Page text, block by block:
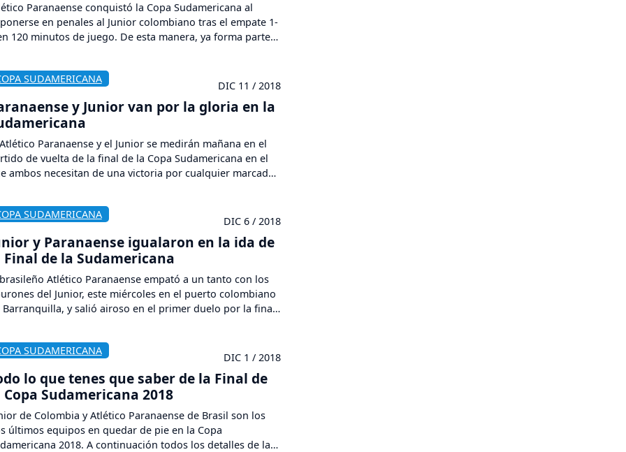
Paranaense conquistó la Copa Sudamericana al
en penales al Junior colombiano tras el empate 1-
120 minutos de juego. De esta manera, ya forma parte
SUDAMERICANA
DIC 11 / 2018
y Junior van por la gloria en la
Paranaense y el Junior se medirán mañana en el
de vuelta de la final de la Copa Sudamericana en el
ambos necesitan de una victoria por cualquier marcador
SUDAMERICANA
DIC 6 / 2018
y Paranaense igualaron en la ida de
Final de la Sudamericana
Atlético Paranaense empató a un tanto con los
del Junior, este miércoles en el puerto colombiano
Barranquilla, y salió airoso en el primer duelo por la final
SUDAMERICANA
DIC 1 / 2018
lo que tenes que saber de la Final de
Copa Sudamericana 2018
de Colombia y Atlético Paranaense de Brasil son los
últimos equipos en quedar de pie en la Copa
2018. A continuación todos los detalles de la